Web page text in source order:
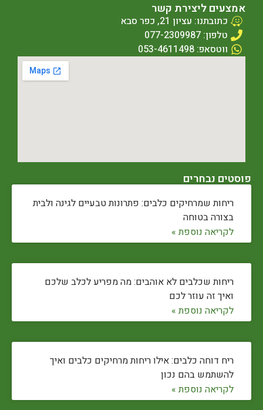
אמצעים ליצירת קשר
כתובתנו: עציון 21, כפר סבא
טלפון: 077-2309987
ווטסאפ: 053-4611498
פוסטים נבחרים
ריחות שמרחיקים כלבים: פתרונות טבעיים לגינה ולבית
בצורה בטוחה
לקריאה נוספת »
ריחות שכלבים לא אוהבים: מה מפריע לכלב שלכם
ואיך זה עוזר לכם
לקריאה נוספת »
ריח דוחה כלבים: אילו ריחות מרחיקים כלבים ואיך
להשתמש בהם נכון
לקריאה נוספת »